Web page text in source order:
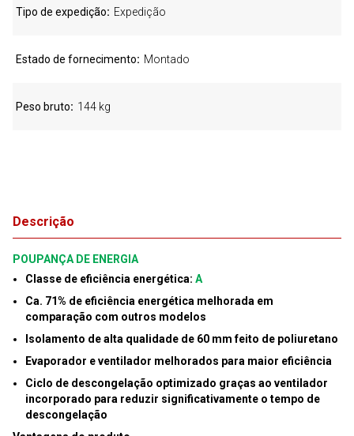
Descrição
POUPANÇA DE ENERGIA
Classe de eficiência energética: A
Ca. 71% de eficiência energética melhorada em
comparação com outros modelos
Isolamento de alta qualidade de 60 mm feito de poliuretano
Evaporador e ventilador melhorados para maior eficiência
Ciclo de descongelação optimizado graças ao ventilador
incorporado para reduzir significativamente o tempo de
descongelação
Tipo de expedição Expedição
Estado de fornecimento Montado
Peso bruto 144 kg